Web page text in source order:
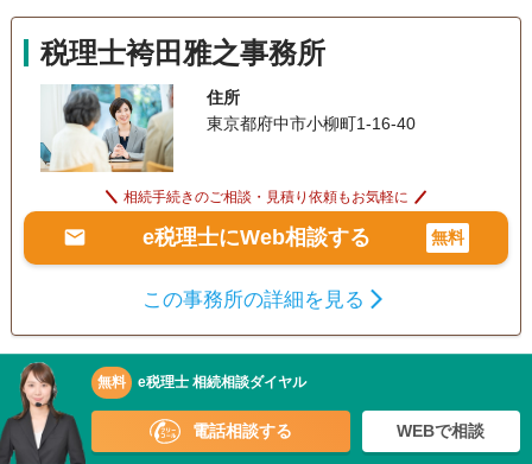
税理士袴田雅之事務所
住所
東京都府中市小柳町1-16-40
相続手続きのご相談・見積り依頼もお気軽に
e税理士にWeb相談する 無料
この事務所の詳細を見る
1 2 3 ›
無料 e税理士 相続相談ダイヤル
電話相談する WEBで相談